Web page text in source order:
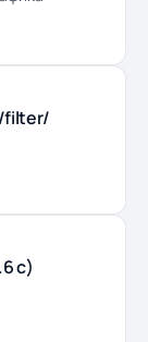
filter/
с)